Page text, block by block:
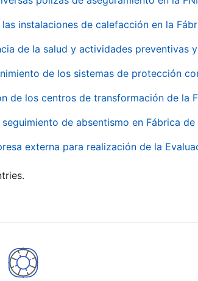
instalaciones de calefacción en la
de la salud y actividades preventivas
de los sistemas de protección
de los centros de transformación de la
de absentismo en Fábrica de
externa para realización de la